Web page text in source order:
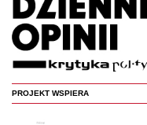
PROJEKT WSPIERA